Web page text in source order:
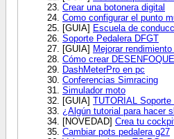
Crear una botonera digital
Como configurar el punto
[GUIA] Escuela de
Soporte Pedalera DFGT
[GUIA] Mejorar
Cómo crear
DashMeterPro en pc
Conferencias Simracing
Simulador moto
[GUIA] TUTORIAL
¿Algún tutorial para hacer
[NOVEDAD] Crea tu
Cambiar pots pedalera g27